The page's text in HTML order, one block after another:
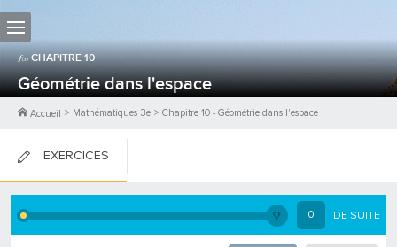
CHAPITRE10
Géométrie dans l'espace
Accueil > Mathématiques 3e > Chapitre 10 - Géométrie dans l'espace
EXERCICES
FICHES DE COURS 0 DE SUITE